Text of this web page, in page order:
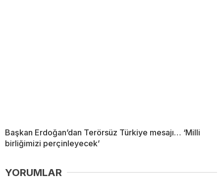
Başkan Erdoğan’dan Terörsüz Türkiye mesajı… ‘Milli
birliğimizi perçinleyecek’
YORUMLAR